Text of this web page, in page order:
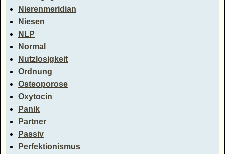
Nierenmeridian
Niesen
NLP
Normal
Nutzlosigkeit
Ordnung
Osteoporose
Oxytocin
Panik
Partner
Passiv
Perfektionismus